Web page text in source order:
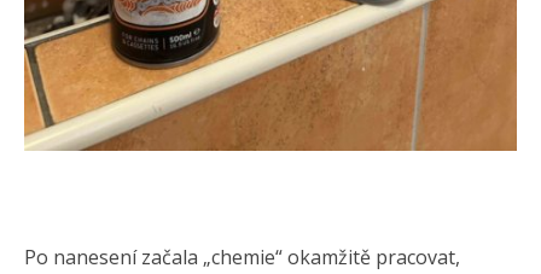
Po nanesení začala „chemie“ okamžitě pracovat,